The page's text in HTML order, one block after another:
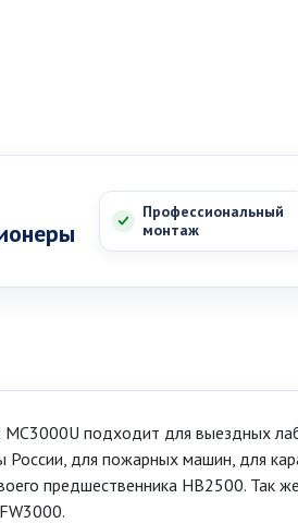
Профессиональный
монтаж
подходит для выездных
для пожарных машин, для
предшественника HB2500. Так